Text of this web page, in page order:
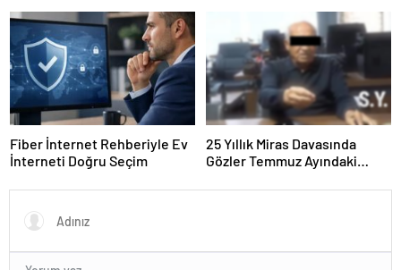
Fiber İnternet Rehberiyle Ev
İnterneti Doğru Seçim
25 Yıllık Miras Davasında
Gözler Temmuz Ayındaki